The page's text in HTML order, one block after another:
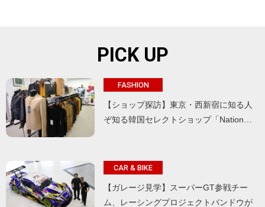
PICK UP
FASHION
【ショップ探訪】東京・西新宿に知る人
ぞ知る韓国セレクトショップ「Nation…
CAR & BIKE
【ガレージ見学】スーパーGT参戦チー
ム、レーシングプロジェクトバンドウが